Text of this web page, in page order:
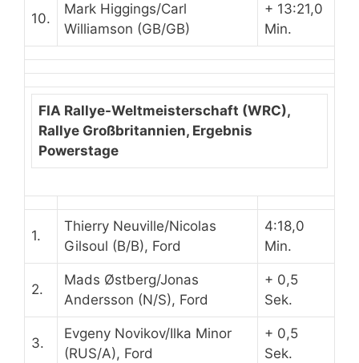
10.
Mark Higgings/Carl
Williamson (GB/GB)
+ 13:21,0
Min.
FIA Rallye-Weltmeisterschaft (WRC),
Rallye Großbritannien, Ergebnis
Powerstage
1.
Thierry Neuville/Nicolas
Gilsoul (B/B), Ford
4:18,0
Min.
2.
Mads Østberg/Jonas
Andersson (N/S), Ford
+ 0,5
Sek.
3.
Evgeny Novikov/Ilka Minor
(RUS/A), Ford
+ 0,5
Sek.